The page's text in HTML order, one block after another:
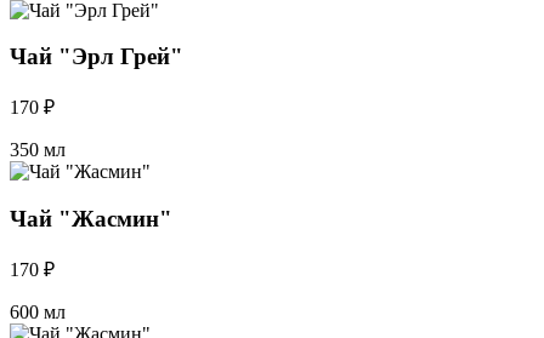
Чай "Эрл Грей"
170 ₽
350 мл
Чай "Жасмин"
170 ₽
600 мл